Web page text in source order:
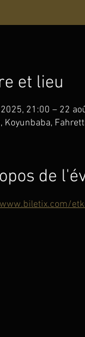
et lieu
21:00 – 22
Koyunbaba,
de